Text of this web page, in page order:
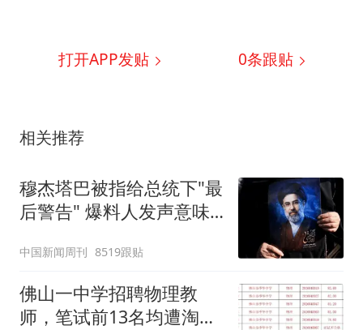
打开APP发贴 0条跟贴
相关推荐
穆杰塔巴被指给总统下"最
后警告" 爆料人发声意味
中国新闻周刊 8519跟贴
佛山一中学招聘物理教
师，笔试前13名均遭淘